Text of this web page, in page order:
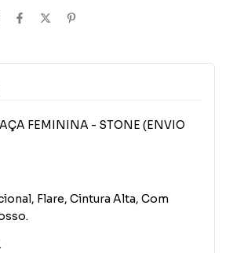
FEMININA - STONE (ENVIO
Flare, Cintura Alta, Com